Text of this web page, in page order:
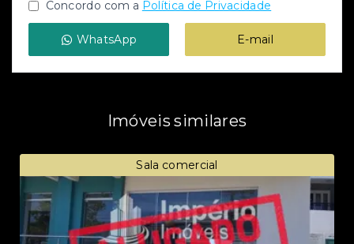
Concordo com a Política de Privacidade
WhatsApp E-mail
Imóveis similares
Sala comercial